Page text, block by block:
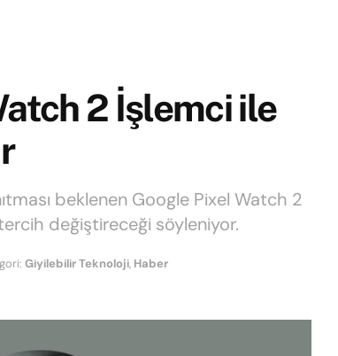
2 İşlemci ile
beklenen Google Pixel Watch 2
değiştireceği söyleniyor.
Giyilebilir Teknoloji, Haber